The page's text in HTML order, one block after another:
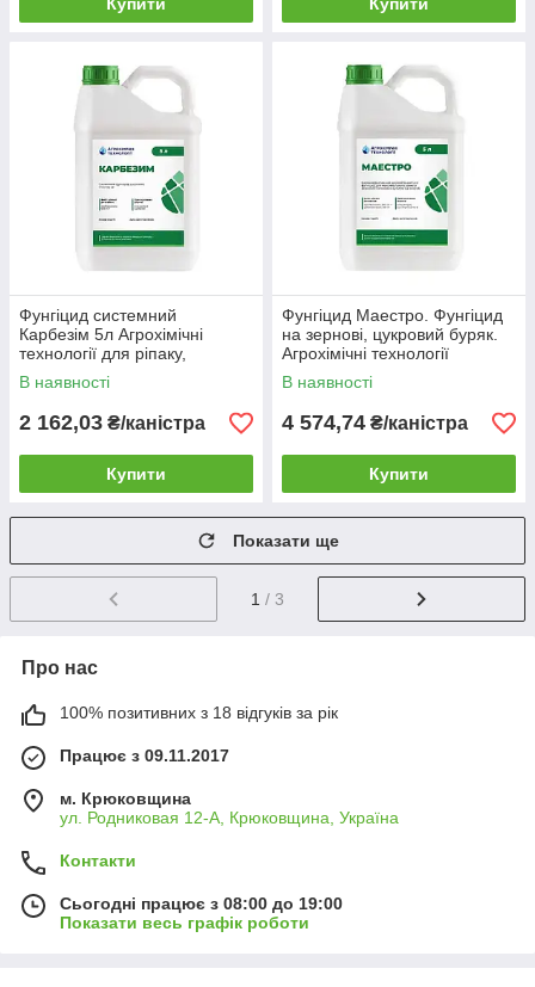
Фунгіцид системний
Карбезім 5л Агрохімічні
технології для ріпаку,
соняшнику, зернових, буряків
В наявності
2 162,03 ₴/каністра
Купити
Фунгіцид Маестро. Фунгіцид
на зернові, цукровий буряк.
Агрохімічні технології
В наявності
4 574,74 ₴/каністра
Купити
Показати ще
1 / 3
Про нас
100% позитивних з 18 відгуків за рік
Працює з 09.11.2017
м. Крюковщина
ул. Родниковая 12-А, Крюковщина, Україна
Контакти
Сьогодні працює з 08:00 до 19:00
Показати весь графік роботи